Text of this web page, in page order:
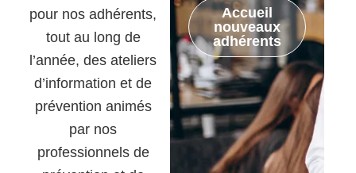
pour nos adhérents,
tout au long de
l’année, des ateliers
d’information et de
prévention animés
par nos
professionnels de
Accueil
nouveaux
adhérents